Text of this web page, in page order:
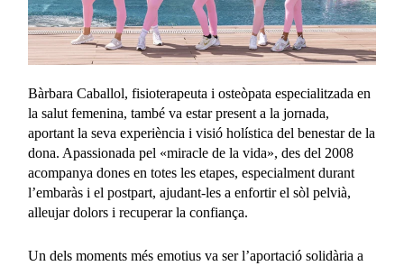
Bàrbara Caballol, fisioterapeuta i osteòpata especialitzada en
la salut femenina, també va estar present a la jornada,
aportant la seva experiència i visió holística del benestar de la
dona. Apassionada pel «miracle de la vida», des del 2008
acompanya dones en totes les etapes, especialment durant
l’embaràs i el postpart, ajudant-les a enfortir el sòl pelvià,
alleujar dolors i recuperar la confiança.
Un dels moments més emotius va ser l’aportació solidària a